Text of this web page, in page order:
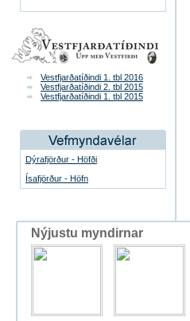
Vestfjarðatíðindi 1. tbl 2016
Vestfjarðatíðindi 2. tbl 2015
Vestfjarðatíðindi 1. tbl 2015
Dýrafjörður - Höfði
Ísafjörður - Höfn
Nýjustu myndirnar